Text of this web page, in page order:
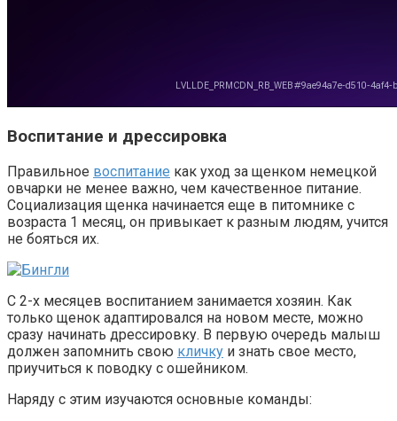
Воспитание и дрессировка
Правильное воспитание как уход за щенком немецкой
овчарки не менее важно, чем качественное питание.
Социализация щенка начинается еще в питомнике с
возраста 1 месяц, он привыкает к разным людям, учится
не бояться их.
С 2-х месяцев воспитанием занимается хозяин. Как
только щенок адаптировался на новом месте, можно
сразу начинать дрессировку. В первую очередь малыш
должен запомнить свою кличку и знать свое место,
приучиться к поводку с ошейником.
Наряду с этим изучаются основные команды: